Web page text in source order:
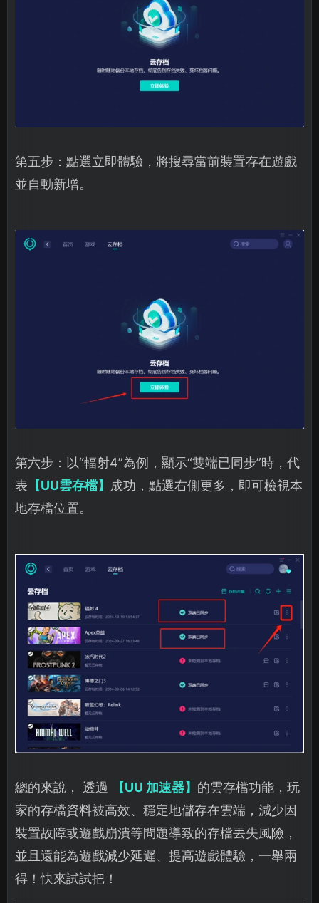
第五步：點選立即體驗，將搜尋當前裝置存在遊戲
並自動新增。
第六步：以“輻射4”為例，顯示“雙端已同步”時，代
表 【UU雲存檔】 成功，點選右側更多，即可檢視本
地存檔位置。
總的來說， 透過 【UU 加速器】 的雲存檔功能，玩
家的存檔資料被高效、穩定地儲存在雲端，減少因
裝置故障或遊戲崩潰等問題導致的存檔丟失風險，
並且還能為遊戲減少延遲、提高遊戲體驗，一舉兩
得！快來試試把！